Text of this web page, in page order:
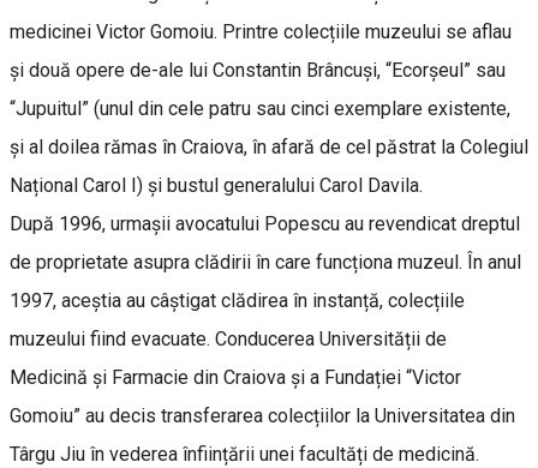
medicinei Victor Gomoiu. Printre colecțiile muzeului se aflau
și două opere de-ale lui Constantin Brâncuși, “Ecorșeul” sau
“Jupuitul” (unul din cele patru sau cinci exemplare existente,
și al doilea rămas în Craiova, în afară de cel păstrat la Colegiul
Național Carol I) și bustul generalului Carol Davila.
După 1996, urmașii avocatului Popescu au revendicat dreptul
de proprietate asupra clădirii în care funcționa muzeul. În anul
1997, aceștia au câștigat clădirea în instanță, colecțiile
muzeului fiind evacuate. Conducerea Universității de
Medicină și Farmacie din Craiova și a Fundației “Victor
Gomoiu” au decis transferarea colecțiilor la Universitatea din
Târgu Jiu în vederea înființării unei facultăți de medicină.